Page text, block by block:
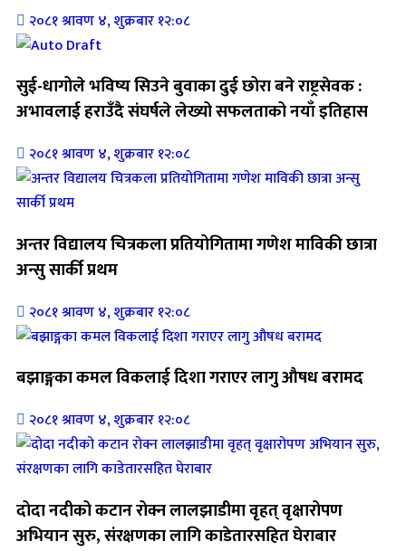
२०८१ श्रावण ४, शुक्रबार १२:०८
सुई-धागोले भविष्य सिउने बुवाका दुई छोरा बने राष्ट्रसेवक :
अभावलाई हराउँदै संघर्षले लेख्यो सफलताको नयाँ इतिहास
२०८१ श्रावण ४, शुक्रबार १२:०८
अन्तर विद्यालय चित्रकला प्रतियोगितामा गणेश माविकी छात्रा
अन्सु सार्की प्रथम
२०८१ श्रावण ४, शुक्रबार १२:०८
बझाङ्गका कमल विकलाई दिशा गराएर लागु औषध बरामद
२०८१ श्रावण ४, शुक्रबार १२:०८
दोदा नदीको कटान रोक्न लालझाडीमा वृहत् वृक्षारोपण
अभियान सुरु, संरक्षणका लागि काडेतारसहित घेराबार